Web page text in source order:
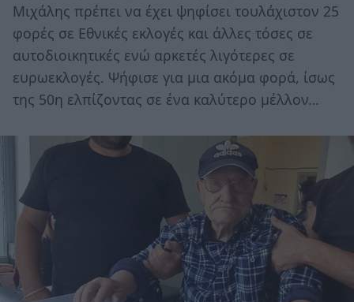
Μιχάλης πρέπει να έχει ψηφίσει τουλάχιστον 25
φορές σε Εθνικές εκλογές και άλλες τόσες σε
αυτοδιοικητικές ενώ αρκετές λιγότερες σε
ευρωεκλογές. Ψήφισε για μια ακόμα φορά, ίσως
της 50η ελπίζοντας σε ένα καλύτερο μέλλον…